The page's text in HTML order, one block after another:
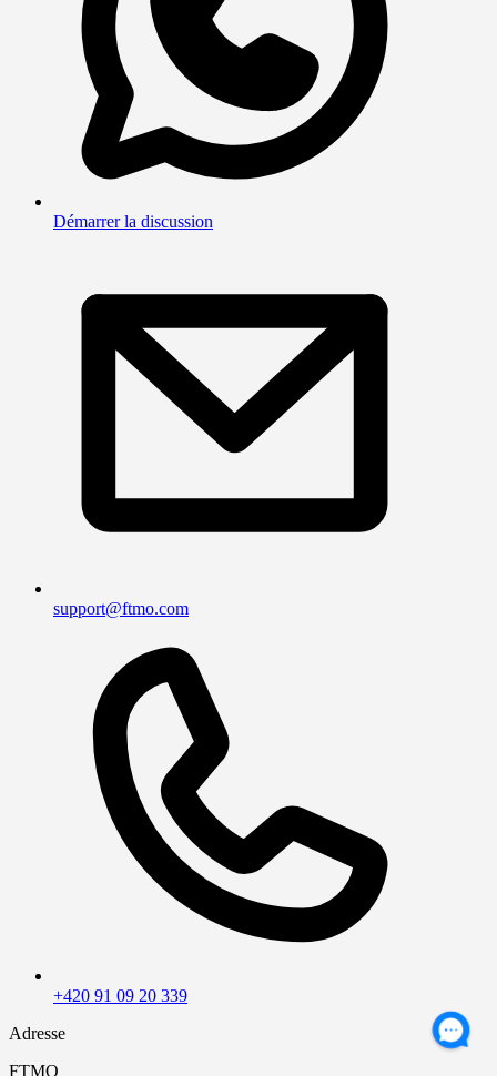
Démarrer la discussion
support@ftmo.com
+420 91 09 20 339
Adresse
FTMO